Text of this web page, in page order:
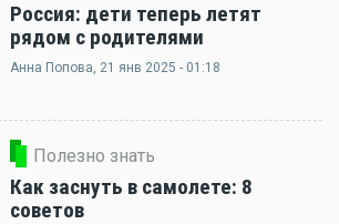
Россия: дети теперь летят
рядом с родителями
Анна Попова, 21 янв 2025 - 01:18
Полезно знать
Как заснуть в самолете: 8
советов